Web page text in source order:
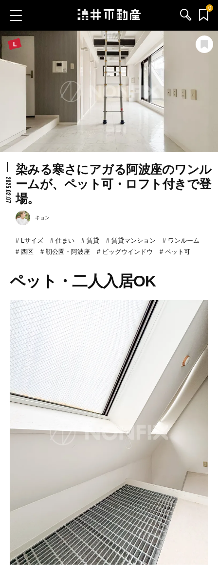
0
お気に入り物件 お問い合わせ
渋井不動産のメンバー
会社情報
2025.02.07
染みる寒さにアガる阿波座のワンル
ームが、ペット可・ロフト付きで登
場。
キョン
Lサイズ 住まい 賃貸 賃貸マンション
ワンルーム
西区
靭公園・阿波座 ビッグウインドウ ペット可
ペット・二人入居OK